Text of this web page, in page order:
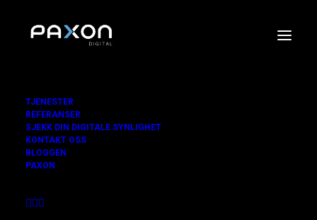
TJENESTER
REFERANSER
SJEKK DIN DIGITALE SYNLIGHET
KONTAKT OSS
BLOGGEN
PAXON